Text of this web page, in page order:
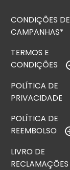
CONDIÇÕES DE
CAMPANHAS*
TERMOS E
CONDIÇÕES
POLÍTICA DE
PRIVACIDADE
POLÍTICA DE
REEMBOLSO
LIVRO DE
RECLAMAÇÕES